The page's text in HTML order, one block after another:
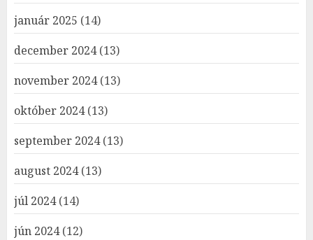
január 2025 (14)
december 2024(13)
november 2024(13)
október 2024(13)
september 2024(13)
august 2024(13)
júl 2024(14)
jún 2024(12)